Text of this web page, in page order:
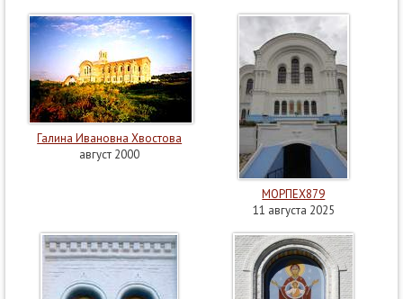
Галина Ивановна Хвостова
август 2000
МОРПЕХ879
11 августа 2025